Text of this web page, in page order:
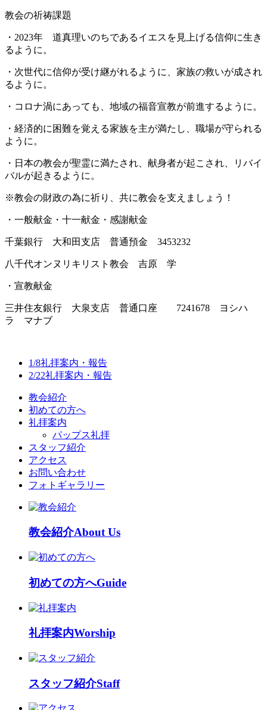
教会の祈祷課題
・2023年 道真理いのちであるイエスを見上げる信仰に生き
るように。
・次世代に信仰が受け継がれるように、家族の救いが成され
るように。
・コロナ渦にあっても、地域の福音宣教が前進するように。
・経済的に困難を覚える家族を主が満たし、職場が守られる
ように。
・日本の教会が聖霊に満たされ、献身者が起こされ、リバイ
バルが起きるように。
※教会の財政の為に祈り、共に教会を支えましょう！
・一般献金・十一献金・感謝献金
千葉銀行 大和田支店 普通預金 3453232
八千代オンヌリキリスト教会 吉原 学
・宣教献金
三井住友銀行 大泉支店 普通口座 7241678 ヨシハ
ラ マナブ
1/8礼拝案内・報告
2/22礼拝案内・報告
教会紹介
初めての方へ
礼拝案内
パップス礼拝
スタッフ紹介
アクセス
お問い合わせ
フォトギャラリー
教会紹介About Us
初めての方へGuide
礼拝案内Worship
スタッフ紹介Staff